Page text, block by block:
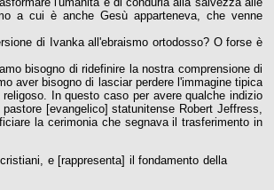
a cui è anche Gesù apparteneva, che venne
di Ivanka all'ebraismo ortodosso? O forse è
bisogno di ridefinire la nostra comprensione di
aver bisogno di lasciar perdere l'immagine tipica
In questo caso per avere qualche indizio
[evangelico] statunitense Robert Jeffress,
la cerimonia che segnava il trasferimento in
e [rappresenta] il fondamento della